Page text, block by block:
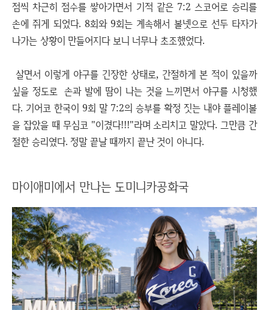
점씩 차근히 점수를 쌓아가면서 기적 같은 7:2 스코어로 승리를
손에 쥐게 되었다. 8회와 9회는 계속해서 볼넷으로 선두 타자가
나가는 상황이 만들어지다 보니 너무나 초조했었다.
살면서 이렇게 야구를 긴장한 상태로, 간절하게 본 적이 있을까
싶을 정도로 손과 발에 땀이 나는 것을 느끼면서 야구를 시청했
다. 기어코 한국이 9회 말 7:2의 승부를 확정 짓는 내야 플레이볼
을 잡았을 때 무심코 "이겼다!!!"라며 소리치고 말았다. 그만큼 간
절한 승리였다. 정말 끝날 때까지 끝난 것이 아니다.
마이애미에서 만나는 도미니카공화국